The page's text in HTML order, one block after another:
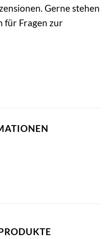
Gerne stehen
für Fragen zur